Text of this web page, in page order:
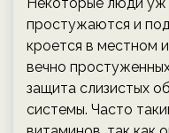
простужаются и
кроется в местном
вечно
защита слизистых
системы. Часто